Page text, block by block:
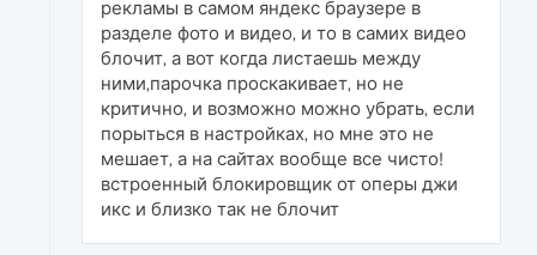
рекламы в самом яндекс браузере в
разделе фото и видео, и то в самих видео
блочит, а вот когда листаешь между
ними,парочка проскакивает, но не
критично, и возможно можно убрать, если
порыться в настройках, но мне это не
мешает, а на сайтах вообще все чисто!
встроенный блокировщик от оперы джи
икс и близко так не блочит